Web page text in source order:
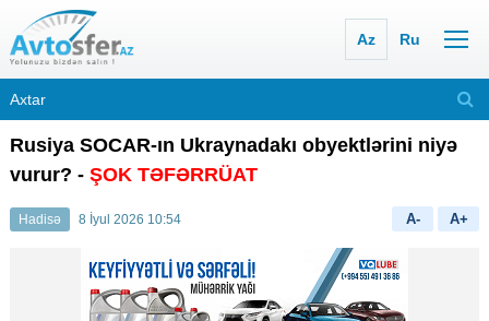
Az Ru
Rusiya SOCAR-ın Ukraynadakı obyektlərini niyə
vurur? - ŞOK TƏFƏRRÜAT
Hadisə 8 İyul 2026 10:54 A- A+